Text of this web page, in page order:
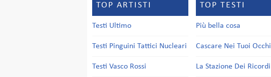
TOP ARTISTI
Testi Ultimo
Testi Pinguini Tattici Nucleari
Testi Vasco Rossi
TOP TESTI
Più bella cosa
Cascare Nei Tuoi Occhi
La Stazione Dei Ricordi